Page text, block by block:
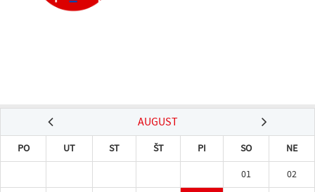
AUGUST
PO UT ST ŠT PI SO
NE
01
02